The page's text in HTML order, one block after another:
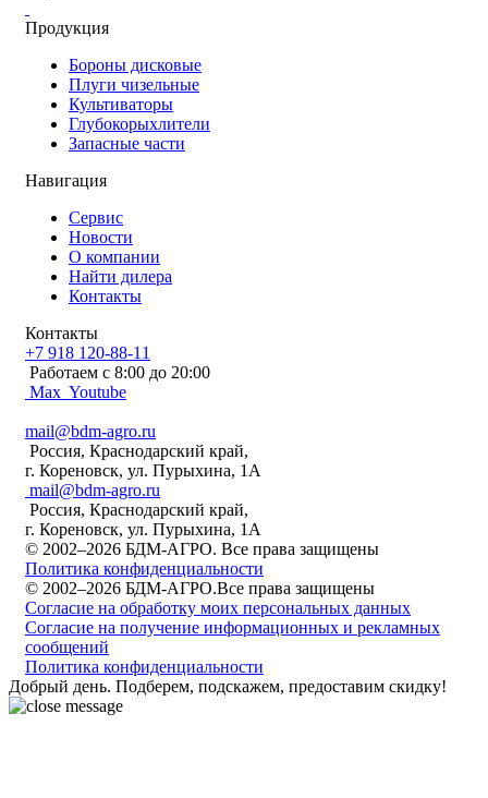
Продукция
Бороны дисковые
Плуги чизельные
Культиваторы
Глубокорыхлители
Запасные части
Навигация
Сервис
Новости
О компании
Найти дилера
Контакты
Контакты
+7 918 120-88-11
Работаем c 8:00 до 20:00
Max Youtube
mail@bdm-agro.ru
Россия, Краснодарский край,
г. Кореновск, ул. Пурыхина, 1А
mail@bdm-agro.ru
Россия, Краснодарский край,
г. Кореновск, ул. Пурыхина, 1А
© 2002–2026 БДМ-АГРО. Все права защищены
Политика конфиденциальности
© 2002–2026 БДМ-АГРО.Все права защищены
Согласие на обработку моих персональных данных
Согласие на получение информационных и рекламных
сообщений
Политика конфиденциальности
Добрый день. Подберем, подскажем, предоставим скидку!